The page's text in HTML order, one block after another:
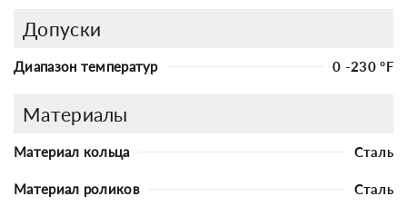
Допуски
Диапазон температур 0 -230 °F
Материалы
Материал кольца Сталь
Материал роликов Сталь